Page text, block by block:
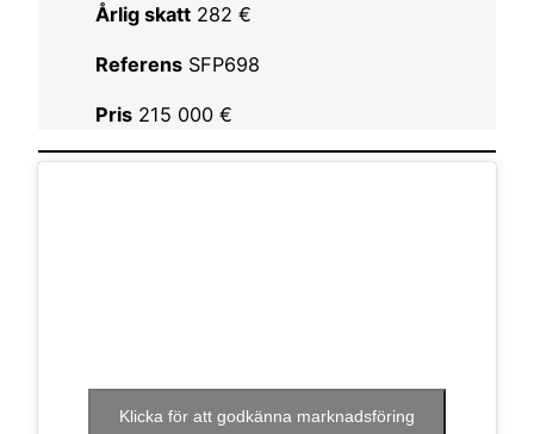
Årlig skatt 282 €
Referens SFP698
Pris 215 000 €